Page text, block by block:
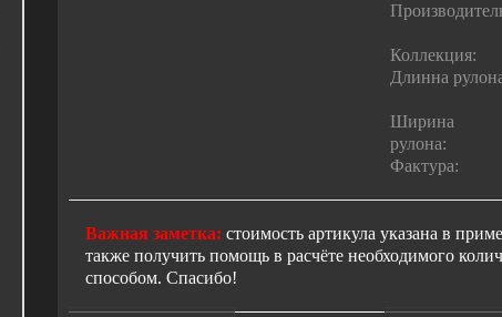
Коллекция:
Длинна
Ширина
рулона:
Фактура:
Важная заметка: стоимость артикула указана в
также получить помощь в расчёте необходимого
способом. Спасибо!